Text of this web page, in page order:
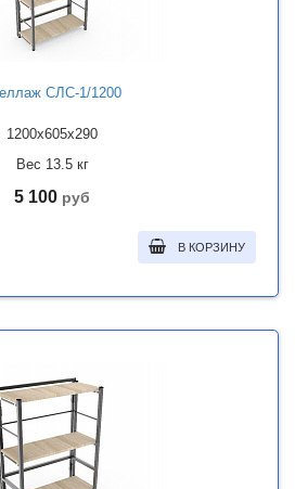
СЛС-1/1200
1200x605x290
Вес 13.5 кг
5 100 руб
В КОРЗИНУ